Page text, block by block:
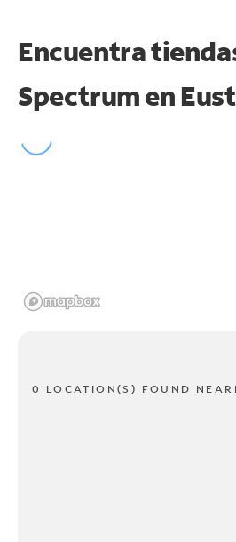
Encuentra
Spectrum en
0 LOCATION(S) FOUND